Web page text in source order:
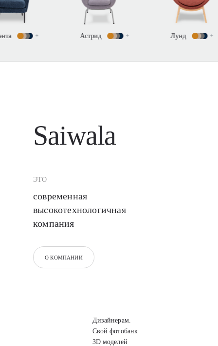
Лунд Редна
Saiwala
ЭТО
современная
высокотехнологичная
компания
О КОМПАНИИ
Дизайнерам.
Свой фотобанк
3D моделей